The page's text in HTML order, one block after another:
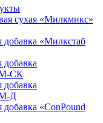
сухая «Милкмикс»
«Милкстаб
СК
Д
«ConPound